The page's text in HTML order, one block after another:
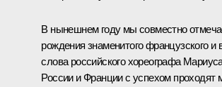
В нынешнем году мы совместно
рождения знаменитого французского
слова российского хореографа
России и Франции с успехом проходят